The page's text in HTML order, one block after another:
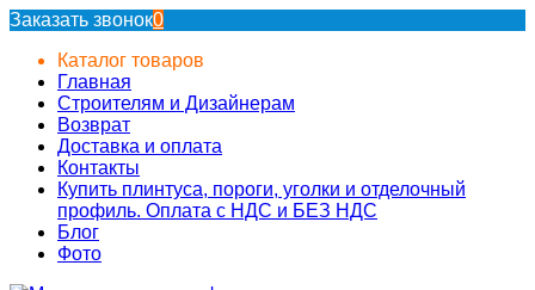
Заказать звонок0
Каталог товаров
Главная
Строителям и Дизайнерам
Возврат
Доставка и оплата
Контакты
Купить плинтуса, пороги, уголки и отделочный
профиль. Оплата с НДС и БЕЗ НДС
Блог
Фото